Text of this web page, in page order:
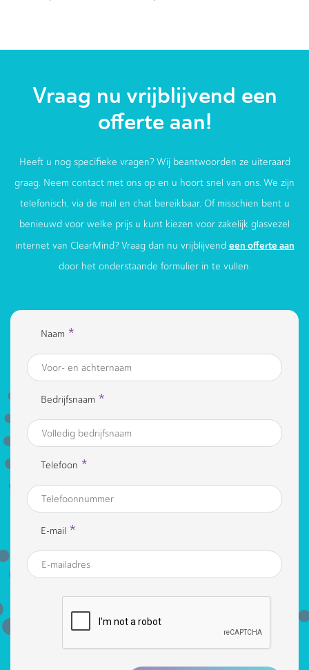
Vraag nu vrijblijvend een
offerte aan!
Heeft u nog specifieke vragen? Wij beantwoorden ze uiteraard
graag. Neem contact met ons op en u hoort snel van ons. We zijn
telefonisch, via de mail en chat bereikbaar. Of misschien bent u
benieuwd voor welke prijs u kunt kiezen voor zakelijk glasvezel
internet van ClearMind? Vraag dan nu vrijblijvend een offerte aan
door het onderstaande formulier in te vullen.
Naam *
Bedrijfsnaam *
Telefoon *
E-mail *